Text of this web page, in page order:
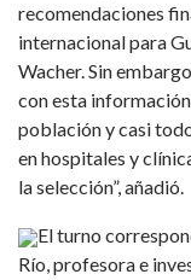
recomendaciones
internacional para
Wacher. Sin
con esta
población y casi
en hospitales y
la selección”, añadió.
El turno
Río, profesora e